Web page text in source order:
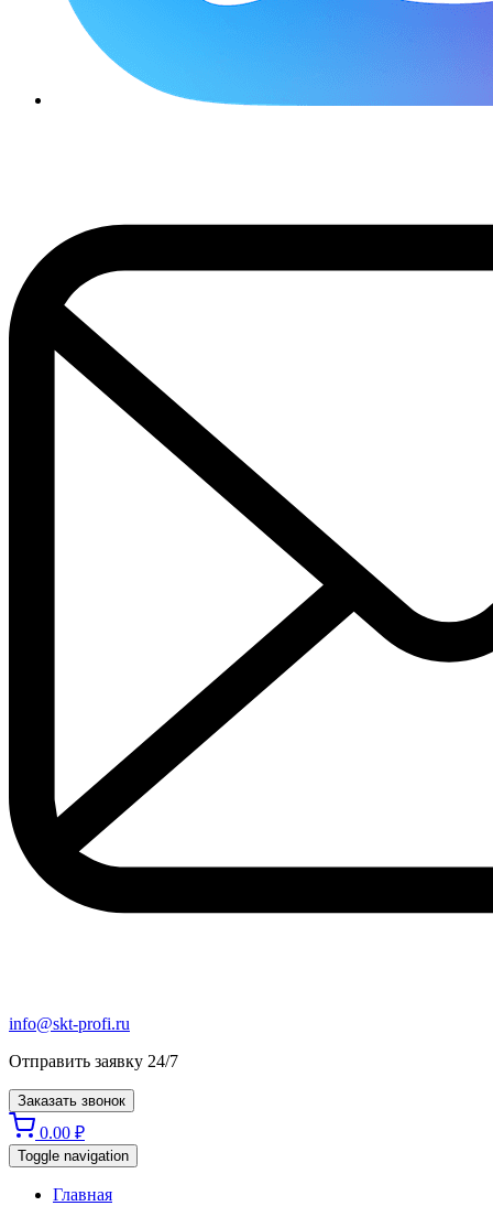
info@skt-profi.ru
Отправить заявку 24/7
Заказать звонок
0.00 ₽
Toggle navigation
Главная